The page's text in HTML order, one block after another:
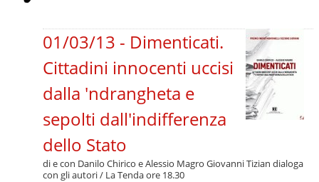
01/03/13 - Dimenticati.
Cittadini innocenti uccisi
dalla 'ndrangheta e
sepolti dall'indifferenza
dello Stato
di e con Danilo Chirico e Alessio Magro Giovanni Tizian dialoga
con gli autori / La Tenda ore 18.30